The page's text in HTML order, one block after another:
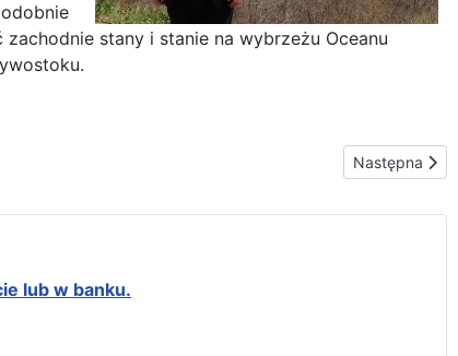
zachodnie stany i stanie na wybrzeżu Oceanu
Następna
Następna
lub w banku.